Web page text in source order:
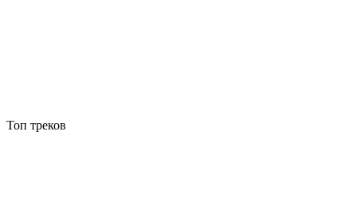
Топ треков